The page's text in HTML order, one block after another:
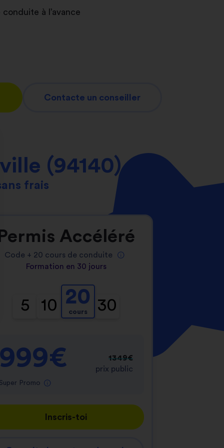
vos paramètres de confidentialité, en
à l’avance
Contacte un conseiller
(94140)
frais
Permis Accéléré
Code + 20 cours de conduite
Formation en 30 jours
5 10 20
cours 30
999€
Super Promo
1349€
prix public
Inscris-toi